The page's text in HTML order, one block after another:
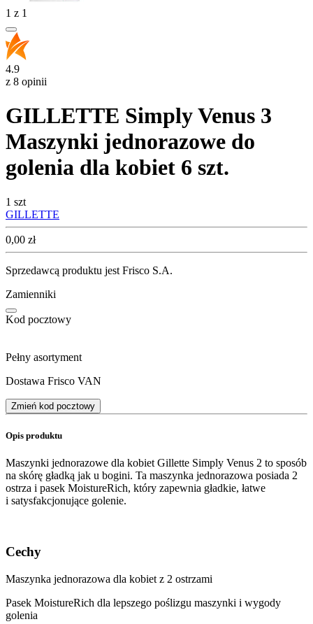
1 z 1
4.9
z 8 opinii
GILLETTE Simply Venus 3
Maszynki jednorazowe do
golenia dla kobiet 6 szt.
1 szt
GILLETTE
Cena
0,00 zł
Sprzedawcą produktu jest Frisco S.A.
Zamienniki
Kod pocztowy
Pełny asortyment
Dostawa Frisco VAN
Zmień kod pocztowy
Opis produktu
Maszynki jednorazowe dla kobiet Gillette Simply Venus 2 to sposób
na skórę gładką jak u bogini. Ta maszynka jednorazowa posiada 2
ostrza i pasek MoistureRich, który zapewnia gładkie, łatwe
i satysfakcjonujące golenie.
Cechy
Maszynka jednorazowa dla kobiet z 2 ostrzami
Pasek MoistureRich dla lepszego poślizgu maszynki i wygody
golenia